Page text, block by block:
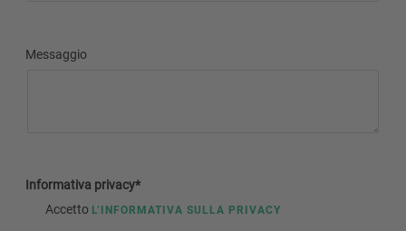
Messaggio
Informativa privacy*
Accetto L’INFORMATIVA SULLA PRIVACY